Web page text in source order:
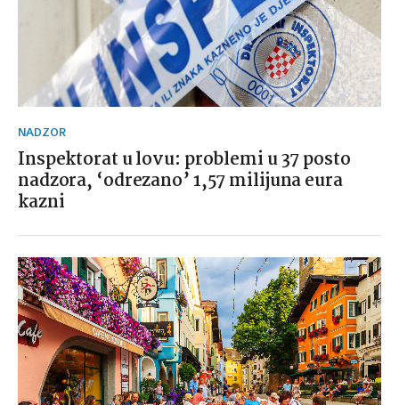
NADZOR
Inspektorat u lovu: problemi u 37 posto
nadzora, ‘odrezano’ 1,57 milijuna eura
kazni